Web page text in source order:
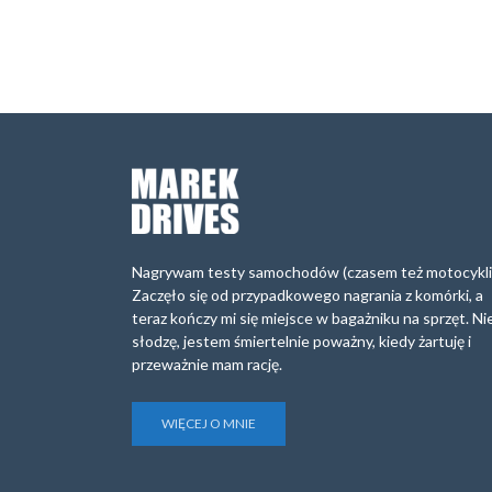
Nagrywam testy samochodów (czasem też
Zaczęło się od przypadkowego nagrania z komórki, a
teraz kończy mi się miejsce w bagażniku na sprzęt.
słodzę, jestem śmiertelnie poważny, kiedy żartuję i
przeważnie mam rację.
WIĘCEJ O MNIE